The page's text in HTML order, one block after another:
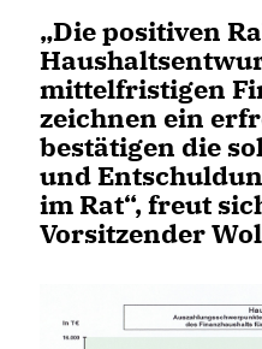
Die positiven
mittelfristigen
zeichnen ein
bestätigen die
und
im Rat“, freut
Vorsitzender